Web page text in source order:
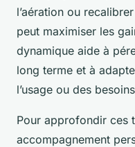
l’aération ou
peut maximiser les
dynamique aide à
long terme et à
l’usage ou des
Pour approfondir ces
accompagnement